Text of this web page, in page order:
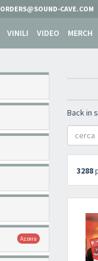
ORDERS@SOUND-CAVE.COM
VINILI VIDEO MERCH
Azzera
Back in
3288